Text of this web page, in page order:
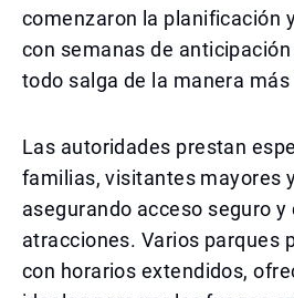
comenzaron la planificación
con semanas de
todo salga de la manera
Las autoridades prestan
familias, visitantes mayores
asegurando acceso seguro
atracciones. Varios parques
con horarios extendidos,